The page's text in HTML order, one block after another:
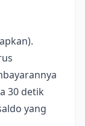
30 detik
yang